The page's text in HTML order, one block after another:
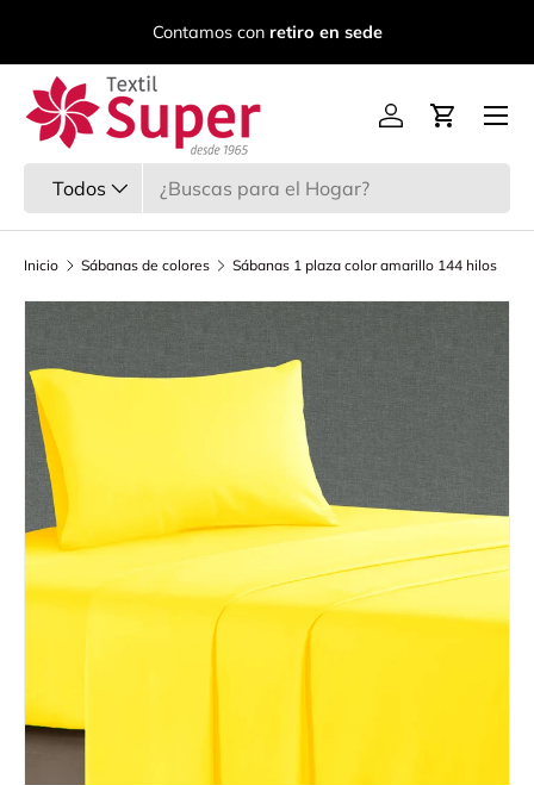
Ir al contenido
Contamos conretiro en sede
Todos
Iniciar sesión
Carrito
Menú
Inicio Sábanas de colores Sábanas 1 plaza color amarillo 144 hilos